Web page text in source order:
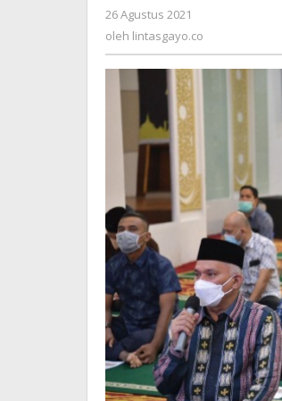
26 Agustus 2021
lintasgayo.co
oleh lintasgayo.co